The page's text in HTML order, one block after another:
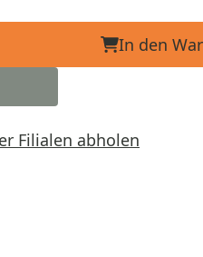
In den
Filialen abholen